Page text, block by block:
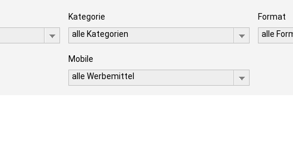
Kategorie
alle Kategorien
Format
alle
Mobile
alle Werbemittel